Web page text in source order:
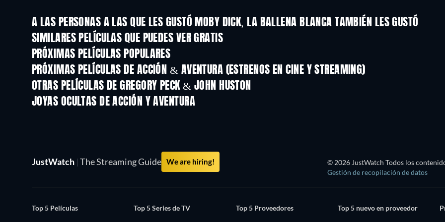
A LAS PERSONAS A LAS QUE LES GUSTÓ MOBY DICK, LA BALLENA BLANCA TAMBIÉN LES GUSTÓ
SIMILARES PELÍCULAS QUE PUEDES VER GRATIS
PRÓXIMAS PELÍCULAS POPULARES
PRÓXIMAS PELÍCULAS DE ACCIÓN & AVENTURA (ESTRENOS EN CINE Y STREAMING)
OTRAS PELÍCULAS DE GREGORY PECK & JOHN HUSTON
JOYAS OCULTAS DE ACCIÓN Y AVENTURA
JustWatch | The Streaming Guide We are hiring! © 2026 JustWatch Todos los
Gestión de recopilación de datos
Top 5 Películas Top 5 Series de TV Top 5 Proveedores Top 5 nuevo en proveedor